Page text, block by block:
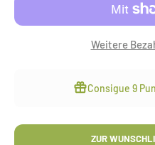
Weitere
Consigue 9
ZUR